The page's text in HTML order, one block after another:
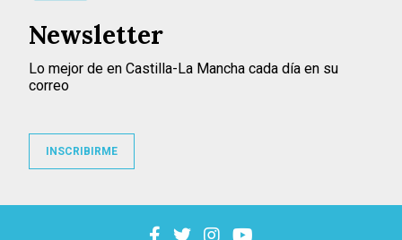
Newsletter
Lo mejor de en Castilla-La Mancha cada día en su
correo
INSCRIBIRME